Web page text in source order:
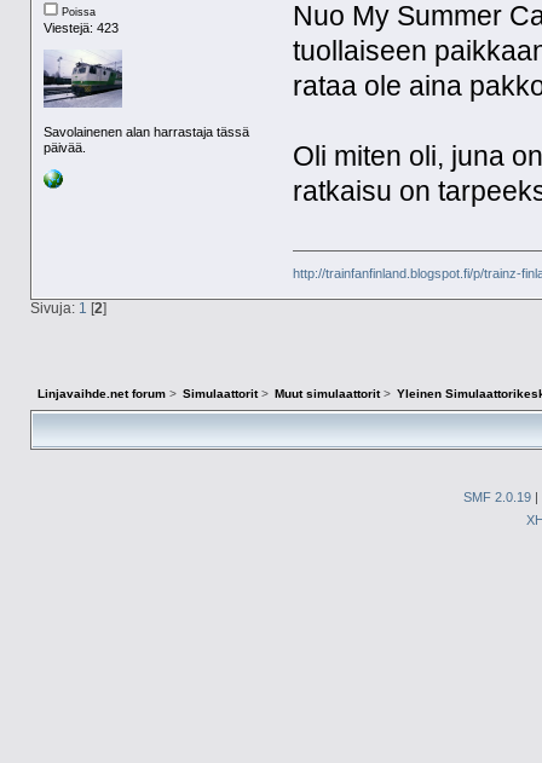
Poissa
Viestejä: 423
Savolainenen alan harrastaja tässä
päivää.
Nuo My Summer
tuollaiseen
rataa ole aina
Oli miten oli, juna
ratkaisu on
http://trainfanfinland.blogspot.fi/p/trainz-
Sivuja: 1 [2]
Linjavaihde.net forum> Simulaattorit> Muut simulaattorit> Yleinen
SMF 2.0.19 |